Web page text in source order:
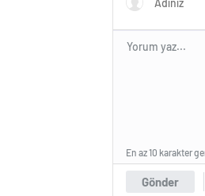
Gönder
En az 10 karakter